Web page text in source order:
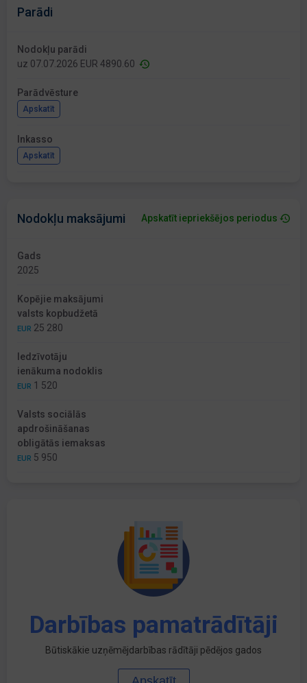
Parādi
Nodokļu parādi
uz 07.07.2026 EUR 4890.60
Parādvēsture
Apskatīt
Inkasso
Apskatīt
Nodokļu maksājumi Apskatīt iepriekšējos periodus
Gads
2025
Kopējie maksājumi
valsts kopbudžetā
EUR 25 280
Iedzīvotāju
ienākuma nodoklis
EUR 1 520
Valsts sociālās
apdrošināšanas
obligātās iemaksas
EUR 5 950
Darbības pamatrādītāji
Būtiskākie uzņēmējdarbības rādītāji pēdējos gados